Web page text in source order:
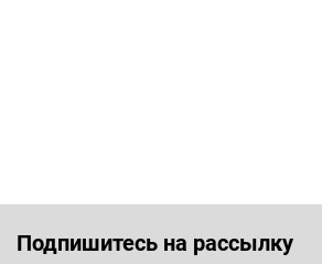
Подпишитесь на рассылку